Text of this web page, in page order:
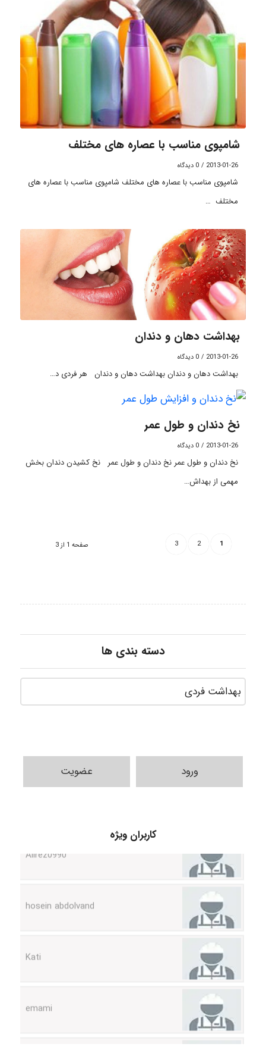
شامپوی مناسب با عصاره های مختلف
2013-01-26
/ 0 دیدگاه
شامپوی مناسب با عصاره های مختلف شامپوی مناسب با عصاره های
مختلف …
بهداشت دهان و دندان
2013-01-26
/ 0 دیدگاه
بهداشت دهان و دندان بهداشت دهان و دندان هر فردی د…
نخ دندان و طول عمر
2013-01-26
/ 0 دیدگاه
نخ دندان و طول عمر نخ دندان و طول عمر نخ کشیدن دندان بخش
مهمی از بهداش…
صفحه 1 از 3 1
2
3
دسته بندی ها
ورود عضویت
کاربران ویژه
Poubakhtiari